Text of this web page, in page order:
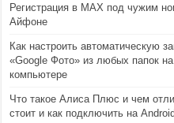
Регистрация в MAX под чужим
Айфоне
Как настроить автоматическую
«Google Фото» из любых папок
компьютере
Что такое Алиса Плюс и чем
стоит и как подключить на